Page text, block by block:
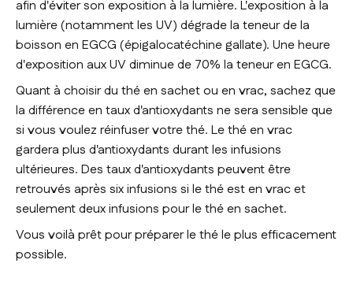
afin d'éviter son exposition à la lumière. L'exposition à la
lumière (notamment les UV) dégrade la teneur de la
boisson en EGCG (épigalocatéchine gallate). Une heure
d'exposition aux UV diminue de 70% la teneur en EGCG.
Quant à choisir du thé en sachet ou en vrac, sachez que
la différence en taux d'antioxydants ne sera sensible que
si vous voulez réinfuser votre thé. Le thé en vrac
gardera plus d'antioxydants durant les infusions
ultérieures. Des taux d'antioxydants peuvent être
retrouvés après six infusions si le thé est en vrac et
seulement deux infusions pour le thé en sachet.
Vous voilà prêt pour préparer le thé le plus efficacement
possible.